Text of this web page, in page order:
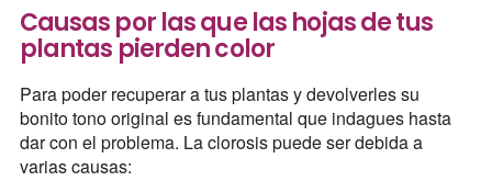
Causas por las que las hojas de tus
plantas pierden color
Para poder recuperar a tus plantas y devolverles su
bonito tono original es fundamental que indagues hasta
dar con el problema. La clorosis puede ser debida a
varias causas: